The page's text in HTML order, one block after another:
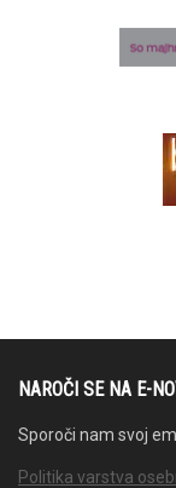
NAROČI SE NA E-
Sporoči nam svoj
Politika varstva